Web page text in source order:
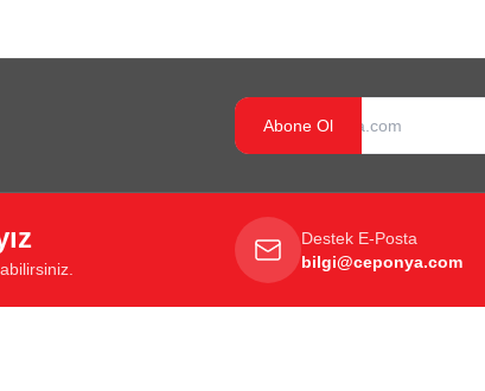
Abone Ol
Destek E-Posta
bilgi@ceponya.com